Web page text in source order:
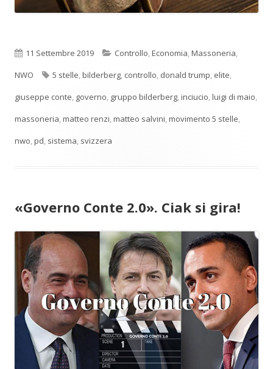
Pubblicato
11 Settembre 2019 Categorie
Controllo Economia Massoneria
NWO
Tag
5 stelle bilderberg controllo donald trump elite
giuseppe conte governo gruppo bilderberg inciucio luigi di maio
massoneria matteo renzi matteo salvini movimento 5 stelle
nwo pd sistema svizzera
«Governo Conte 2.0». Ciak si gira!